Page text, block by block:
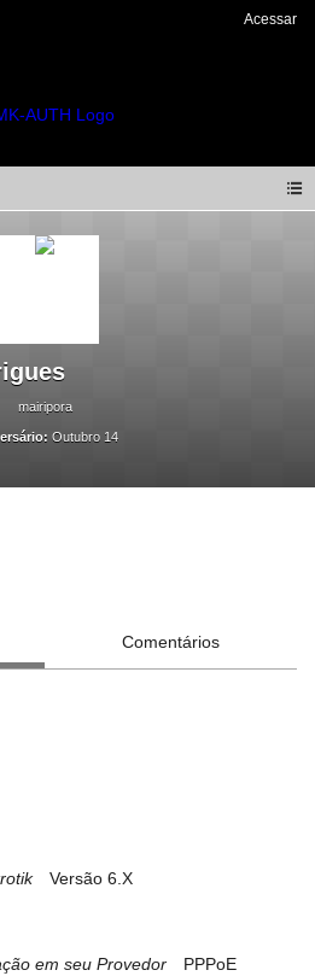
Acessar
mairipora
Outubro 14
Comentários
Versão 6.X
em seu Provedor PPPoE